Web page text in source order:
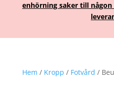
enhörning saker till
Hem / Kropp / Fotvård /